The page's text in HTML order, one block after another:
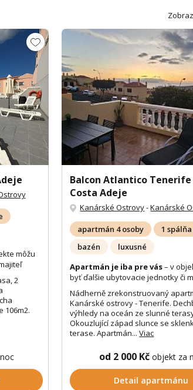
môžu
2
106m2.
Balcon Atlantico Tenerife
Costa Adeje
Kanárské Ostrovy-Kanárské
apartmán 4 osoby
1 spálňa
bazén
luxusné
Apartmán je iba pre vás– v
byť ďalšie ubytovacie jednotky či
Nádherně zrekonstruovaný
Kanárské ostrovy - Tenerife.
výhledy na oceán ze slunné
Okouzlující západ slunce se
terase. Apartmán...Viac
od 2 000 Kč objekt za
Detail apartmánu